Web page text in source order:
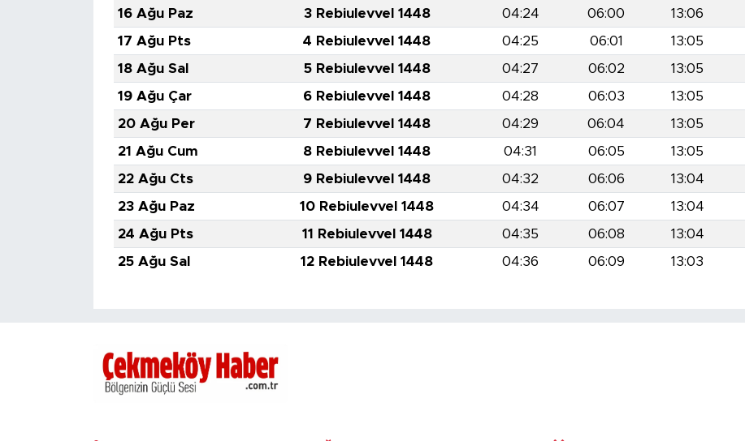
16 Ağu Paz
3 Rebiulevvel 1448 04:24 06:00 13:06
17 Ağu Pts
4 Rebiulevvel 1448 04:25 06:01 13:05
18 Ağu Sal
5 Rebiulevvel 1448 04:27 06:02 13:05
19 Ağu Çar
6 Rebiulevvel 1448 04:28 06:03 13:05
20 Ağu Per
7 Rebiulevvel 1448 04:29 06:04 13:05
21 Ağu Cum
8 Rebiulevvel 1448 04:31 06:05 13:05
22 Ağu Cts
9 Rebiulevvel 1448 04:32 06:06 13:04
23 Ağu Paz
10 Rebiulevvel 1448 04:34 06:07 13:04
24 Ağu Pts
11 Rebiulevvel 1448 04:35 06:08 13:04
25 Ağu Sal
12 Rebiulevvel 1448 04:36 06:09 13:03